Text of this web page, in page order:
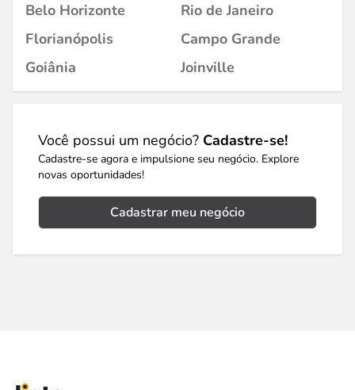
Belo Horizonte
Rio de Janeiro
Florianópolis
Campo Grande
Goiânia
Joinville
Você possui um negócio? Cadastre-se!
Cadastre-se agora e impulsione seu negócio. Explore
novas oportunidades!
Cadastrar meu negócio